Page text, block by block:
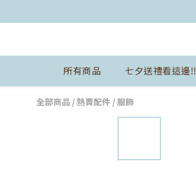
所有商品 七夕送禮看這邊‼️
全部商品 /熱賣配件 /服飾